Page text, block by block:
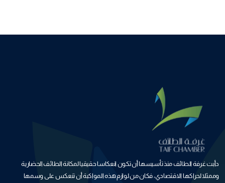
دأبت غرفة الطائف منذ تأسيسها أن تكون انعكاسا حقيقيا لمكانة الطائف الحضارية
وممثلا لحراكها الاقتصادي، فكان من لوازم هذه المواكبة أن تنعكس على وسمها